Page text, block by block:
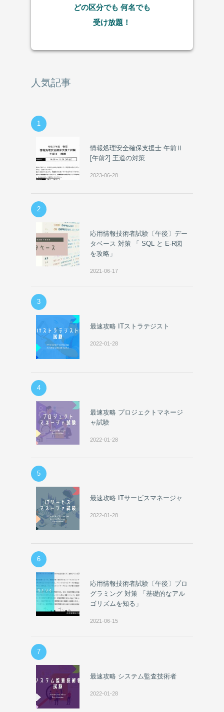
どの区分でも 何名でも
受け放題！
人気記事
1
情報処理安全確保支援士 午前Ⅱ
[午前2] 王道の対策
2023-06-28
2
応用情報技術者試験〔午後〕デー
タベース 対策 「 SQL と E-R図
を攻略」
2021-06-17
3
最速攻略 ITストラテジスト
2022-01-28
4
最速攻略 プロジェクトマネージ
ャ試験
2022-01-28
5
最速攻略 ITサービスマネージャ
2022-01-28
6
応用情報技術者試験〔午後〕プロ
グラミング 対策 「基礎的なアル
ゴリズムを知る」
2021-06-15
7
最速攻略 システム監査技術者
2022-01-28